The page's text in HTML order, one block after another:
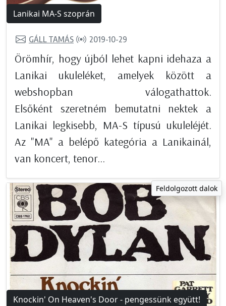
Lanikai MA-S szoprán
GÁLL TAMÁS 2019-10-29
Örömhír, hogy újból lehet kapni idehaza a
Lanikai ukuleléket, amelyek között a
webshopban válogathattok.
Elsőként szeretném bemutatni nektek a
Lanikai legkisebb, MA-S típusú ukuleléjét.
Az "MA" a belépő kategória a Lanikainál,
van koncert, tenor...
Feldolgozott dalok
Knockin' On Heaven's Door - pengessünk együtt!